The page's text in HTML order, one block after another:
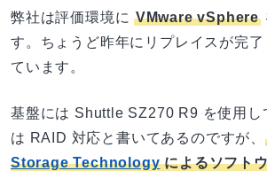
弊社は評価環境にVMware vSphere
す。ちょうど昨年にリプレイスが完
ています。
基盤には Shuttle SZ270 R9 を使用し
は RAID 対応と書いてあるのですが、
Storage Technologyによるソフト